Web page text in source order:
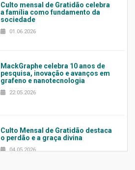
Culto mensal de Gratidão celebra
a família como fundamento da
sociedade
01.06.2026
MackGraphe celebra 10 anos de
pesquisa, inovação e avanços em
grafeno e nanotecnologia
22.05.2026
Culto Mensal de Gratidão destaca
o perdão e a graça divina
04.05.2026